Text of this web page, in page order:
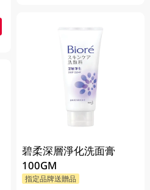
碧柔深層淨化洗面膏
100GM
指定品牌送贈品